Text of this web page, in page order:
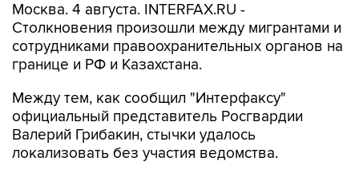
Москва. 4 августа. INTERFAX.RU -
Столкновения произошли между мигрантами и
сотрудниками правоохранительных органов на
границе и РФ и Казахстана.
Между тем, как сообщил "Интерфаксу"
официальный представитель Росгвардии
Валерий Грибакин, стычки удалось
локализовать без участия ведомства.